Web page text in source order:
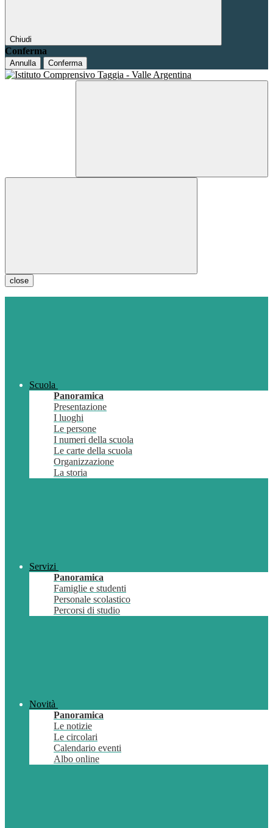
Chiudi
Conferma
Annulla Conferma
close
Scuola
Panoramica
Presentazione
I luoghi
Le persone
I numeri della scuola
Le carte della scuola
Organizzazione
La storia
Servizi
Panoramica
Famiglie e studenti
Personale scolastico
Percorsi di studio
Novità
Panoramica
Le notizie
Le circolari
Calendario eventi
Albo online